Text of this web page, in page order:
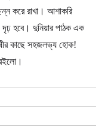
করে রাখা। আশাকরি
হবে। দুনিয়ার পাঠক এক
কাছে সহজলভ্য হোক!